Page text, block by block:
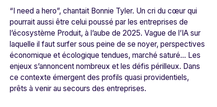
“I need a hero”, chantait Bonnie Tyler. Un cri du cœur qui
pourrait aussi être celui poussé par les entreprises de
l’écosystème Produit, à l’aube de 2025. Vague de l’IA sur
laquelle il faut surfer sous peine de se noyer, perspectives
économique et écologique tendues, marché saturé… Les
enjeux s’annoncent nombreux et les défis périlleux. Dans
ce contexte émergent des profils quasi providentiels,
prêts à venir au secours des entreprises.